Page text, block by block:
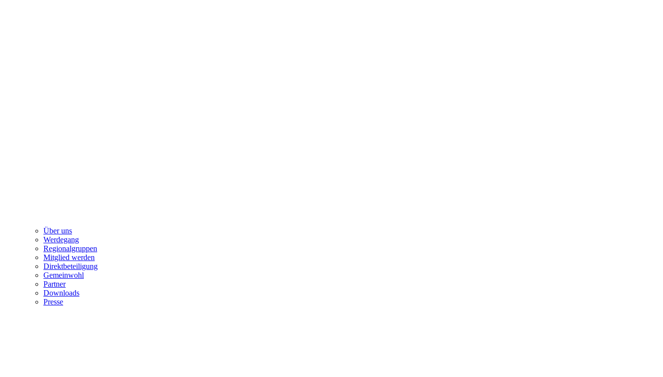
Über uns
Werdegang
Regionalgruppen
Mitglied werden
Direktbeteiligung
Gemeinwohl
Partner
Downloads
Presse